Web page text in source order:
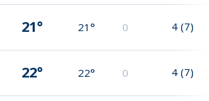
21° 21° 0 4 (7)
22° 22° 0 4 (7)